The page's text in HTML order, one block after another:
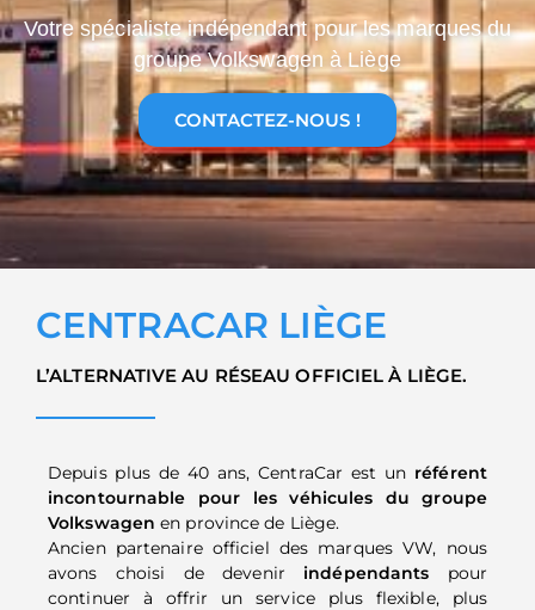
Votre spécialiste indépendant pour les marques du
groupe Volkswagen à Liège
CONTACTEZ-NOUS !
CENTRACAR LIÈGE
L’ALTERNATIVE AU RÉSEAU OFFICIEL À LIÈGE.
Depuis plus de 40 ans, CentraCar est un référent
incontournable pour les véhicules du groupe
Volkswagen en province de Liège.
Ancien partenaire officiel des marques VW, nous
avons choisi de devenir indépendants pour
continuer à offrir un service plus flexible, plus